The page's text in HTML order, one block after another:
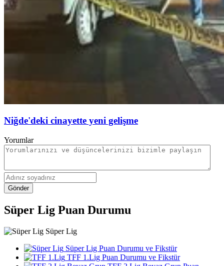
Niğde'deki cinayette yeni gelişme
Yorumlar
Gönder
Süper Lig Puan Durumu
Süper Lig
Süper Lig Puan Durumu ve Fikstür
TFF 1.Lig Puan Durumu ve Fikstür